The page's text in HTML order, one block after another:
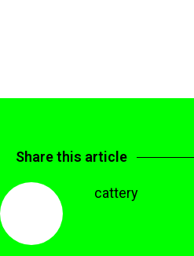
Share this article
cattery